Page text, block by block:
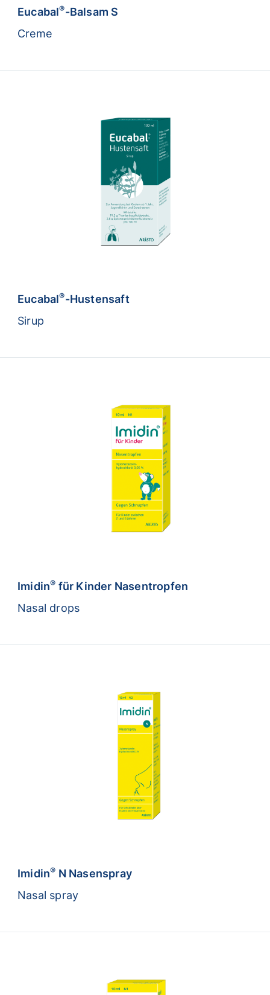
Eucabal®-Balsam S
Creme
Eucabal®-Hustensaft
Sirup
Imidin® für Kinder Nasentropfen
Nasal drops
Imidin® N Nasenspray
Nasal spray